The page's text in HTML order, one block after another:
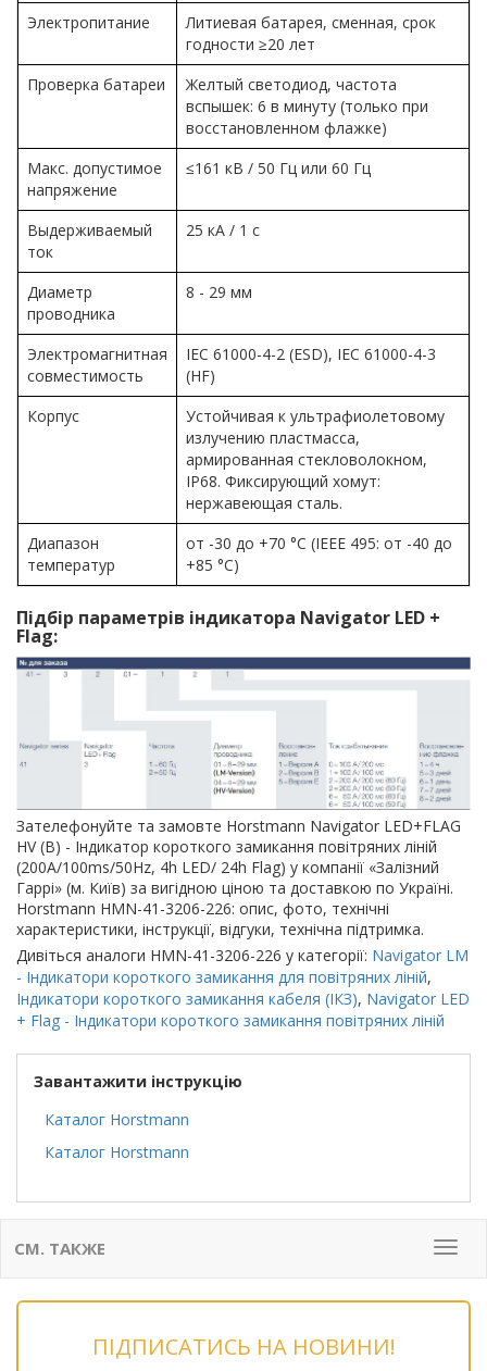
Электропитание
Литиевая батарея, сменная, срок
годности ≥20 лет
Проверка батареи
Желтый светодиод, частота
вспышек: 6 в минуту (только при
восстановленном флажке)
Макс. допустимое
напряжение
≤161 кВ / 50 Гц или 60 Гц
Выдерживаемый
ток
25 кА / 1 с
Диаметр
проводника
8 - 29 мм
Электромагнитная
совместимость
IEC 61000-4-2 (ESD), IEC 61000-4-3
(HF)
Корпус
Устойчивая к ультрафиолетовому
излучению пластмасса,
армированная стекловолокном,
IP68. Фиксирующий хомут:
нержавеющая сталь.
Диапазон
температур
от -30 до +70 °C (IEEE 495: от -40 до
+85 °C)
Підбір параметрів індикатора Navigator LED +
Flag:
Зателефонуйте та замовте Horstmann Navigator LED+FLAG
HV (B) - Індикатор короткого замикання повітряних ліній
(200A/100ms/50Hz, 4h LED/ 24h Flag) у компанії «Залізний
Гаррі» (м. Київ) за вигідною ціною та доставкою по Україні.
Horstmann HMN-41-3206-226: опис, фото, технічні
характеристики, інструкції, відгуки, технічна підтримка.
Дивіться аналоги HMN-41-3206-226 у категорії: Navigator LM
- Індикатори короткого замикання для повітряних ліній,
Індикатори короткого замикання кабеля (ІКЗ), Navigator LED
+ Flag - Індикатори короткого замикання повітряних ліній
Завантажити інструкцію
Каталог Horstmann
Каталог Horstmann
Меню
СМ. ТАКЖЕ
ПІДПИСАТИСЬ НА НОВИНИ!